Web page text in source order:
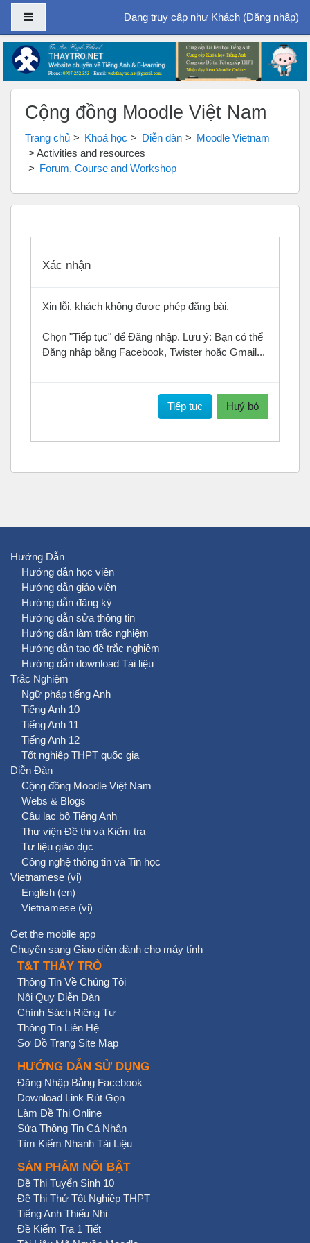
Chuyển tới nội dung chính
Bảng điều khiển cạnhĐang truy cập như Khách (Đăng nhập)
Cộng đồng Moodle Việt Nam
Trang chủ Khoá học Diễn đàn
Moodle Vietnam
Activities and resources
Forum, Course and Workshop
Xác nhận
Xin lỗi, khách không được phép đăng bài.
Chọn "Tiếp tục" để Đăng nhập. Lưu ý: Bạn có thể
Đăng nhập bằng Facebook, Twister hoặc Gmail...
Tiếp tục Huỷ bỏ
Hướng Dẫn
Hướng dẫn học viên
Hướng dẫn giáo viên
Hướng dẫn đăng ký
Hướng dẫn sửa thông tin
Hướng dẫn làm trắc nghiệm
Hướng dẫn tạo đề trắc nghiệm
Hướng dẫn download Tài liệu
Trắc Nghiệm
Ngữ pháp tiếng Anh
Tiếng Anh 10
Tiếng Anh 11
Tiếng Anh 12
Tốt nghiệp THPT quốc gia
Diễn Đàn
Cộng đồng Moodle Việt Nam
Webs & Blogs
Câu lạc bộ Tiếng Anh
Thư viện Đề thi và Kiểm tra
Tư liệu giáo dục
Công nghệ thông tin và Tin học
Vietnamese ‎(vi)‎
English ‎(en)‎
Vietnamese ‎(vi)‎
Get the mobile app
Chuyển sang Giao diện dành cho máy tính
T&T THẦY TRÒ
Thông Tin Về Chúng Tôi
Nội Quy Diễn Đàn
Chính Sách Riêng Tư
Thông Tin Liên Hệ
Sơ Đồ Trang Site Map
HƯỚNG DẪN SỬ DỤNG
Đăng Nhập Bằng Facebook
Download Link Rút Gọn
Làm Đề Thi Online
Sửa Thông Tin Cá Nhân
Tìm Kiếm Nhanh Tài Liệu
SẢN PHẨM NỔI BẬT
Đề Thi Tuyển Sinh 10
Đề Thi Thử Tốt Nghiệp THPT
Tiếng Anh Thiếu Nhi
Đề Kiểm Tra 1 Tiết